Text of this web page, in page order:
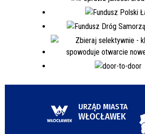
URZĄD MIASTA
WŁOCŁAWEK